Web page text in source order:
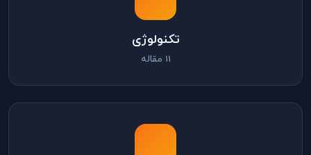
تکنولوژی
11 مقاله